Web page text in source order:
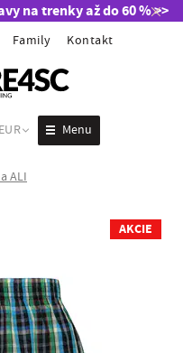
na trenky až do 60 % >>
Family Kontakt
EUR Menu
ALI
AKCIE